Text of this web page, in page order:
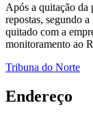
Após a quitação da
repostas, segundo
quitado com a
monitoramento ao
Tribuna do Norte
Endereço